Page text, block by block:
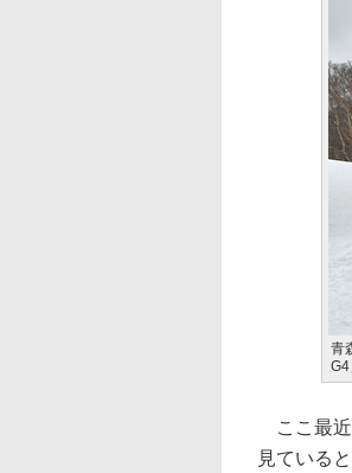
青
ここ最近
見ている